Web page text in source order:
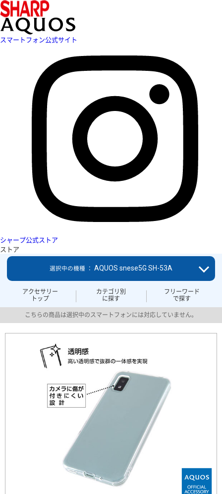
スマートフォン公式サイト
シャープ公式ストア
ストア
アクセサリー
トップ
カテゴリ別
に探す
フリーワード
で探す
選択中の機種 ： AQUOS snese5G SH-53A
こちらの商品は選択中のスマートフォンには対応していません。